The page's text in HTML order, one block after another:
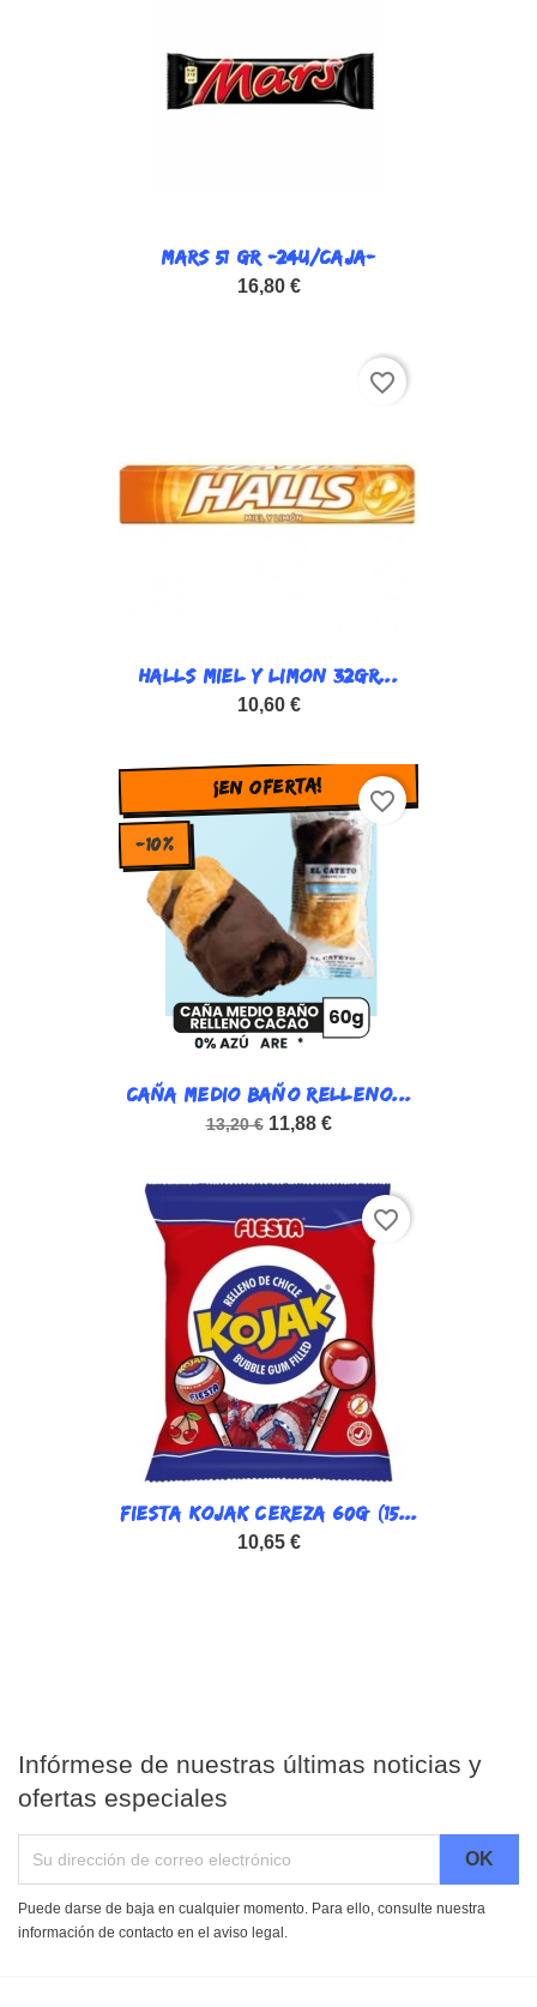
MARS 51 GR -24U/CAJA-
16,80 €
HALLS MIEL Y LIMON 32GR...
10,60 €
favorite_border
CAÑA MEDIO BAÑO RELLENO...
13,20 € 11,88 €
¡EN OFERTA!
-10%
favorite_border
FIESTA KOJAK CEREZA 60G (15...
10,65 €
favorite_border
Infórmese de nuestras últimas noticias y
ofertas especiales
Puede darse de baja en cualquier momento. Para ello, consulte nuestra
información de contacto en el aviso legal.